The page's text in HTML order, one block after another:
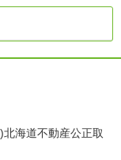
海道不動産公正取